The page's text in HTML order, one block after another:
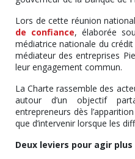
Lors de cette réunion
de confiance, élaborée
médiatrice nationale du
médiateur des entreprises
leur engagement commun.
La Charte rassemble des
autour d’un objectif
entrepreneurs dès
que d’intervenir lorsque les
Deux leviers pour agir